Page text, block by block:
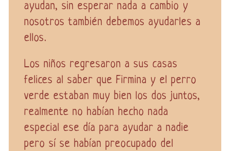
ayudan, sin esperar nada a cambio y
nosotros también debemos ayudarles a
ellos.
Los niños regresaron a sus casas
felices al saber que Firmina y el perro
verde estaban muy bien los dos juntos,
realmente no habían hecho nada
especial ese día para ayudar a nadie
pero sí se habían preocupado del